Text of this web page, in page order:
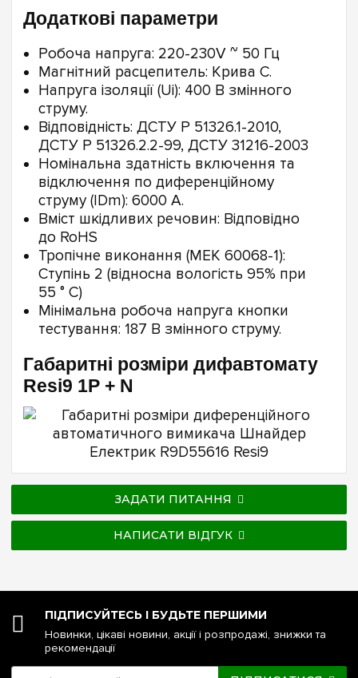
Додаткові параметри
Робоча напруга: 220-230V ~ 50 Гц
Магнітний расцепитель: Крива С.
Напруга ізоляції (Ui): 400 В змінного
струму.
Відповідність: ДСТУ Р 51326.1-2010,
ДСТУ Р 51326.2.2-99, ДСТУ 31216-2003
Номінальна здатність включення та
відключення по диференційному
струму (IDm): 6000 А.
Вміст шкідливих речовин: Відповідно
до RoHS
Тропічне виконання (МЕК 60068-1):
Ступінь 2 (відносна вологість 95% при
55 ° C)
Мінімальна робоча напруга кнопки
тестування: 187 В змінного струму.
Габаритні розміри дифавтомату
Resi9 1P + N
ЗАДАТИ ПИТАННЯ
НАПИСАТИ ВІДГУК
ПІДПИСУЙТЕСЬ І БУДЬТЕ ПЕРШИМИ
Новинки, цікаві новини, акції і розпродажі, знижки та
рекомендації